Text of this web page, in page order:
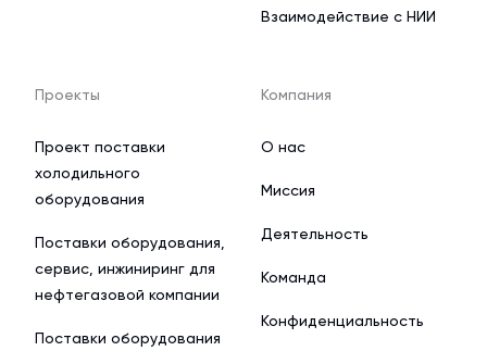
Взаимодействие с НИИ
Проекты
Проект поставки
холодильного
оборудования
Поставки оборудования,
сервис, инжиниринг для
нефтегазовой компании
Поставки оборудования
Компания
О нас
Миссия
Деятельность
Команда
Конфиденциальность